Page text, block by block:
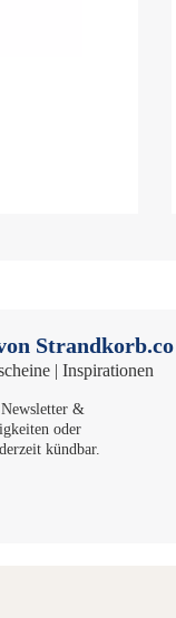
Strandkorb.co
| Inspirationen
&
oder
kündbar.